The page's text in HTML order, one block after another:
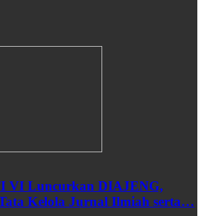
VI Luncurkan DIAJENG,
Kelola Jurnal Ilmiah serta…